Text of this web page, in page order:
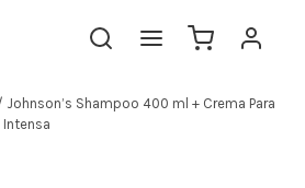
Shampoo 400 ml + Crema Para
Intensa